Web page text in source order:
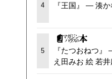
4 『王国』 — 湊
5
『たつおねつ』
え田みお 絵 若